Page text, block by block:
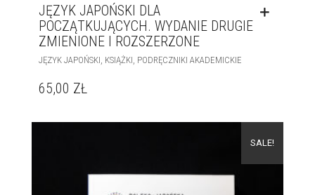
JĘZYK JAPOŃSKI DLA
POCZĄTKUJĄCYCH. WYDANIE DRUGIE
ZMIENIONE I ROZSZERZONE
JĘZYK JAPOŃSKI KSIĄŻKI PODRĘCZNIKI AKADEMICKIE
65,00 ZŁ
SALE!